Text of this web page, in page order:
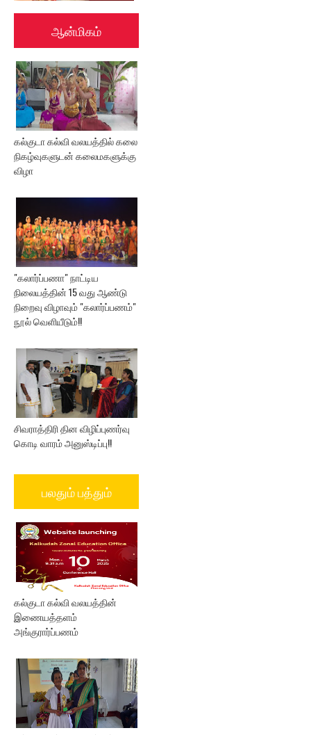
ஆன்மிகம்
கல்குடா கல்வி வலயத்தில் கலை
நிகழ்வுகளுடன் கலைமகளுக்கு
விழா
"கலார்ப்பணா" நாட்டிய
நிலையத்தின் 15 வது ஆண்டு
நிறைவு விழாவும் "கலார்ப்பணம்"
நூல் வெளியீடும்!!
சிவராத்திரி தின விழிப்புணர்வு
கொடி வாரம் அனுஸ்டிப்பு!!
பலதும் பத்தும்
கல்குடா கல்வி வலயத்தின்
இணையத்தளம்
அங்குரார்ப்பணம்